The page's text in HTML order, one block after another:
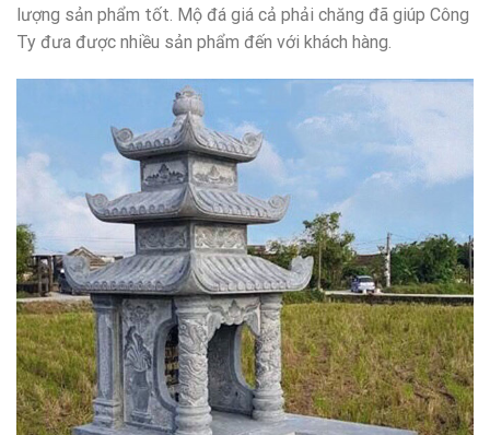
lượng sản phẩm tốt. Mộ đá giá cả phải chăng đã giúp Công
Ty đưa được nhiều sản phẩm đến với khách hàng.